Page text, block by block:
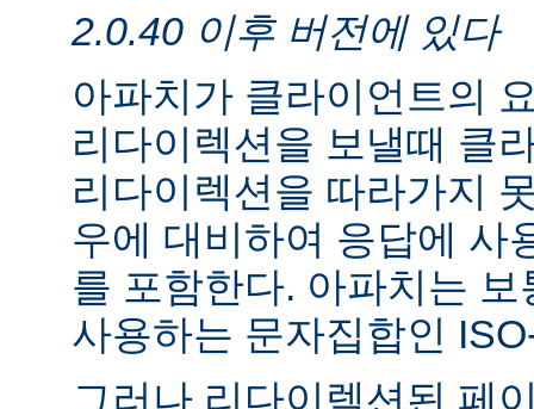
2.0.40 이후 버전에 있다
아파치가 클라이언트의
리다이렉션을 보낼때 클
리다이렉션을 따라가지
우에 대비하여 응답에 사
를 포함한다. 아파치는
사용하는 문자집합인
그러나 리다이렉션된 페